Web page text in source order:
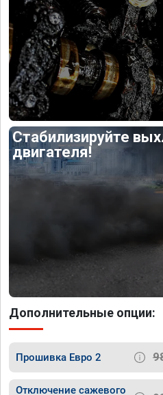
Стабилизируйте
двигателя!
Дополнительные опции:
Прошивка Евро 2
Отключение сажевого